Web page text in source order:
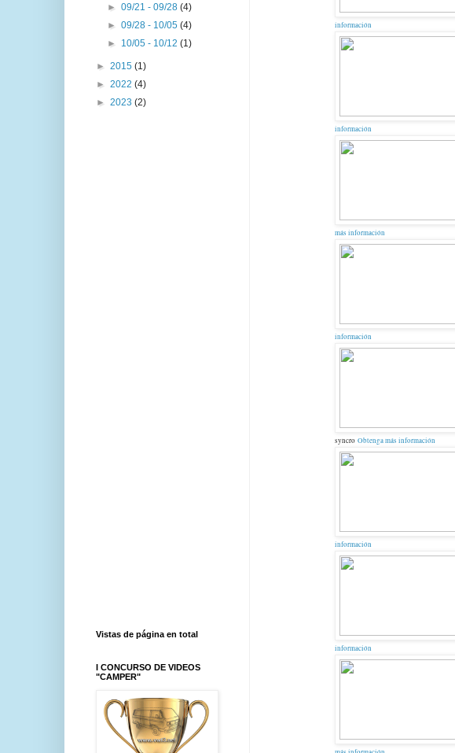
información
información
más información
información
syncro Obtenga más información
información
información
►09/21 - 09/28(4)
►09/28 - 10/05(4)
► 10/05 - 10/12(1)
► 2015 (1)
► 2022 (4)
► 2023 (2)
Vistas de página en total
I CONCURSO DE VIDEOS
"CAMPER"